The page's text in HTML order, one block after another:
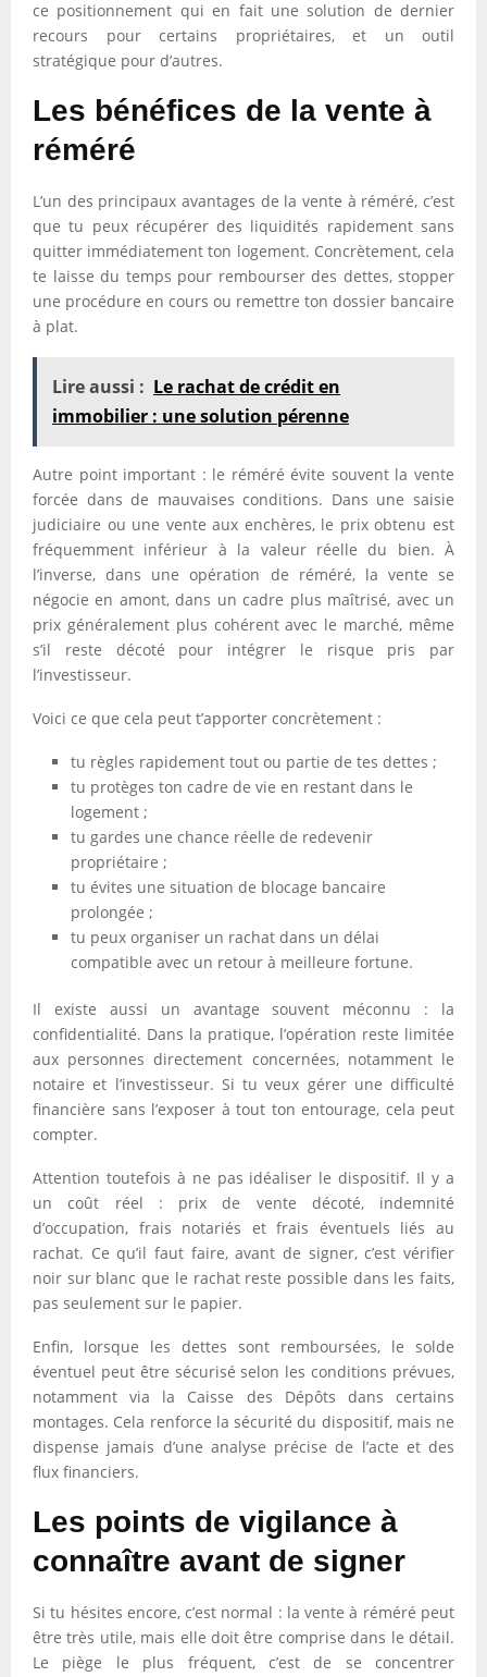
ce positionnement qui en fait une solution de dernier
recours pour certains propriétaires, et un outil
stratégique pour d’autres.
Les bénéfices de la vente à
réméré
L’un des principaux avantages de la vente à réméré, c’est
que tu peux récupérer des liquidités rapidement sans
quitter immédiatement ton logement. Concrètement, cela
te laisse du temps pour rembourser des dettes, stopper
une procédure en cours ou remettre ton dossier bancaire
à plat.
Lire aussi : Le rachat de crédit en
immobilier : une solution pérenne
Autre point important : le réméré évite souvent la vente
forcée dans de mauvaises conditions. Dans une saisie
judiciaire ou une vente aux enchères, le prix obtenu est
fréquemment inférieur à la valeur réelle du bien. À
l’inverse, dans une opération de réméré, la vente se
négocie en amont, dans un cadre plus maîtrisé, avec un
prix généralement plus cohérent avec le marché, même
s’il reste décoté pour intégrer le risque pris par
l’investisseur.
Voici ce que cela peut t’apporter concrètement :
tu règles rapidement tout ou partie de tes dettes ;
tu protèges ton cadre de vie en restant dans le
logement ;
tu gardes une chance réelle de redevenir
propriétaire ;
tu évites une situation de blocage bancaire
prolongée ;
tu peux organiser un rachat dans un délai
compatible avec un retour à meilleure fortune.
Il existe aussi un avantage souvent méconnu : la
confidentialité. Dans la pratique, l’opération reste limitée
aux personnes directement concernées, notamment le
notaire et l’investisseur. Si tu veux gérer une difficulté
financière sans l’exposer à tout ton entourage, cela peut
compter.
Attention toutefois à ne pas idéaliser le dispositif. Il y a
un coût réel : prix de vente décoté, indemnité
d’occupation, frais notariés et frais éventuels liés au
rachat. Ce qu’il faut faire, avant de signer, c’est vérifier
noir sur blanc que le rachat reste possible dans les faits,
pas seulement sur le papier.
Enfin, lorsque les dettes sont remboursées, le solde
éventuel peut être sécurisé selon les conditions prévues,
notamment via la Caisse des Dépôts dans certains
montages. Cela renforce la sécurité du dispositif, mais ne
dispense jamais d’une analyse précise de l’acte et des
flux financiers.
Les points de vigilance à
connaître avant de signer
Si tu hésites encore, c’est normal : la vente à réméré peut
être très utile, mais elle doit être comprise dans le détail.
Le piège le plus fréquent, c’est de se concentrer